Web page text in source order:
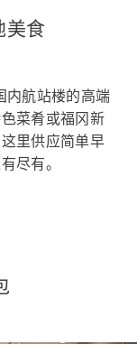
食
航站楼的高端
菜肴或福冈新
里供应简单早
尽有。